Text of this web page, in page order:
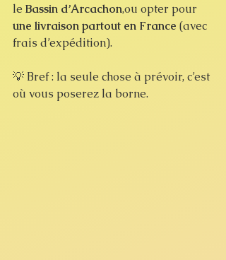
le Bassin d’Arcachon,ou opter pour
une livraison partout en France (avec
frais d’expédition).
💡 Bref : la seule chose à prévoir, c’est
où vous poserez la borne.